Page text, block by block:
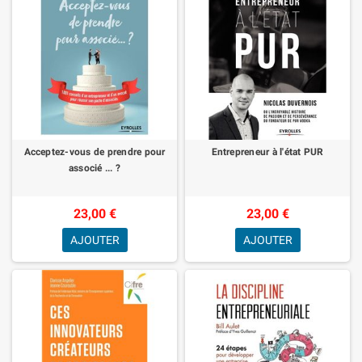
Acceptez-vous de prendre pour
associé ... ?
23,00 €
AJOUTER
Entrepreneur à l'état PUR
23,00 €
AJOUTER